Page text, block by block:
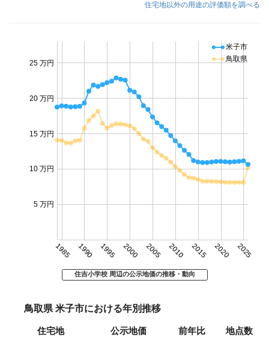
住宅地以外の用途の評価額を調べる
1985 1990 1995 2000 2005 2010 2015 2020 2025
5 万円
10 万円
15 万円
20 万円
25 万円
米子市
鳥取県
住吉小学校 周辺の公示地価の推移・動向
鳥取県 米子市における年別推移
住宅地 公示地価 前年比 地点数